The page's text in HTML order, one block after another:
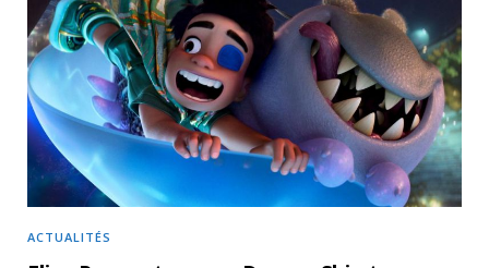
ACTUALITÉS